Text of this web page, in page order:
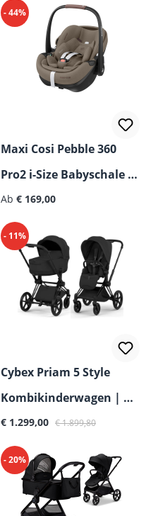
- 44%
Maxi Cosi Pebble 360
Pro2 i-Size Babyschale |
B-Ware
Regulärer Preis:
Ab € 169,00
- 11%
Cybex Priam 5 Style
Kombikinderwagen | B-
Ware
€ 1.299,00 € 1.899,80
- 20%